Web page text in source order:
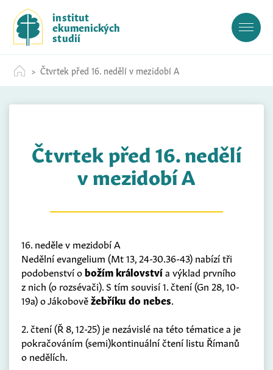
c
institut
ekumenických
studií
Čtvrtek před 16. nedělí v mezidobí A
Čtvrtek před 16. nedělí
v mezidobí A
16. neděle v mezidobí A
Nedělní evangelium (Mt 13, 24-30.36-43) nabízí tři
podobenství obožím královstvía výklad prvního
z nich (o rozsévači). S tím souvisí 1. čtení (Gn 28, 10-
19a) o Jákobověžebříku do nebes.
2. čtení (Ř 8, 12-25) je nezávislé na této tématice a je
pokračováním (semi)kontinuální čtení listu Římanů
o nedělích.